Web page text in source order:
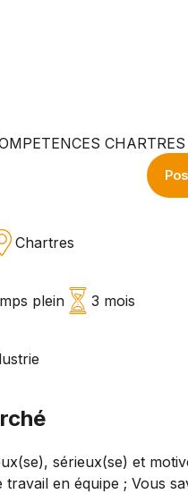
CHARTRES
Chartres
plein 3 mois
sérieux(se) et
travail en équipe ; Vous